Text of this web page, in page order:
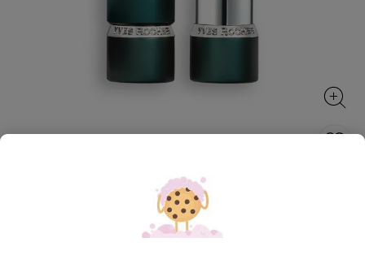
Lippenstift Rouge Botanique Matt
Farbe wird ein Pflegeprodukt
3.5 g